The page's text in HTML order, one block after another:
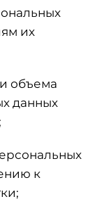
их
объема
данных
к